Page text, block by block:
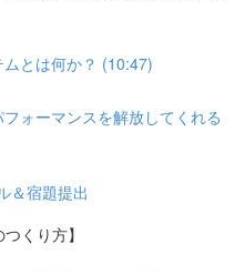
とは何か？ (10:47)
ォーマンスを解放してくれる
＆宿題提出
くり方】